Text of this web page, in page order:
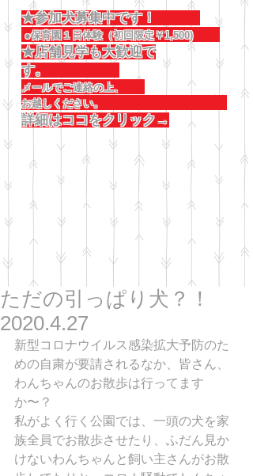
★参加犬募集中です！
●保育園１日体験（初回限定￥1,500)
★店舗見学も大歓迎で
す。
メールでご連絡の上、
お越しください。
詳細はココをクリック→
ただの引っぱり犬？！
2020.4.27
新型コロナウイルス感染拡大予防のた
めの自粛が要請されるなか、皆さん、
わんちゃんのお散歩は行ってます
か〜？
私がよく行く公園では、一頭の犬を家
族全員でお散歩させたり、ふだん見か
けないわんちゃんと飼い主さんがお散